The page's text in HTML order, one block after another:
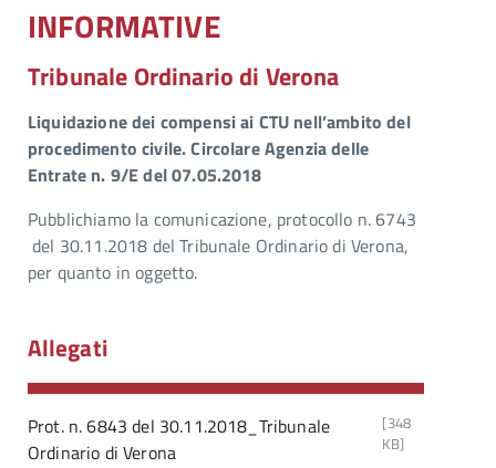
INFORMATIVE
Tribunale Ordinario di Verona
Liquidazione dei compensi ai CTU nell’ambito del
procedimento civile. Circolare Agenzia delle
Entrate n. 9/E del 07.05.2018
Pubblichiamo la comunicazione, protocollo n. 6743
del 30.11.2018 del Tribunale Ordinario di Verona,
per quanto in oggetto.
Allegati
Prot. n. 6843 del 30.11.2018_Tribunale
Ordinario di Verona
[348
KB]